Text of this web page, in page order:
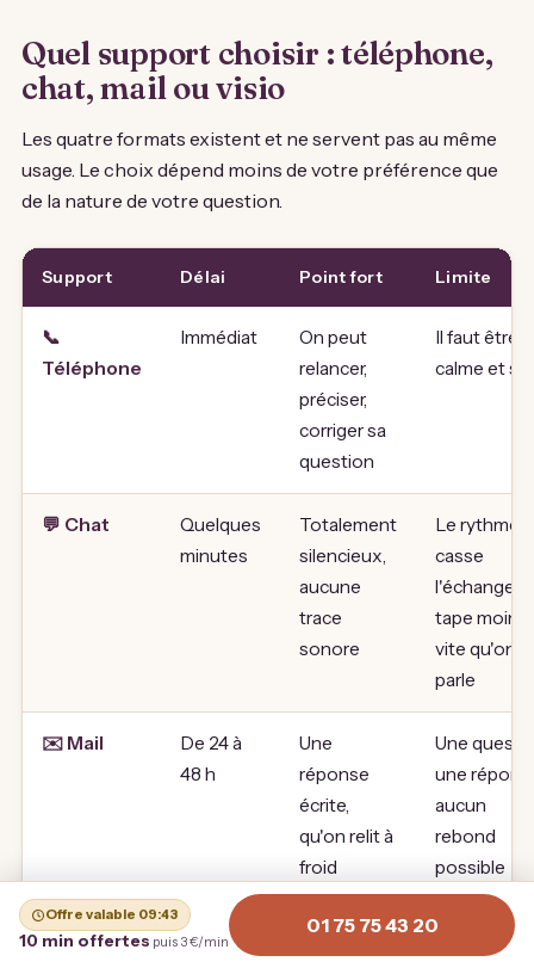
Quel support choisir : téléphone,
chat, mail ou visio
Les quatre formats existent et ne servent pas au même
usage. Le choix dépend moins de votre préférence que
de la nature de votre question.
Support Délai Point fort Limite
📞
Téléphone
Immédiat
On peut
relancer,
préciser,
corriger sa
question
Il faut être
calme et
💬 Chat
Quelques
minutes
Totalement
silencieux,
aucune
trace
sonore
Le rythme
casse
l'échange,
tape moins
vite qu'on
parle
✉️ Mail
De 24 à
48 h
Une
réponse
écrite,
qu'on relit à
froid
Une
une
aucun
rebond
possible
🎥 Visio
Sur
Le plus
proche du
Vous êtes
et c'est
Offre valable 09:42
10 min offertes puis 3 €/min
01 75 75 43 20